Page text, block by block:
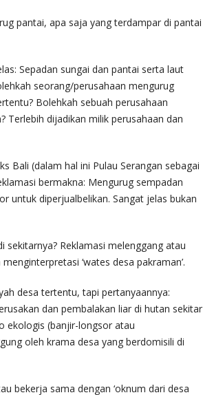
pantai, apa saja yang terdampar di pantai
Sepadan sungai dan pantai serta laut
seorang/perusahaan mengurug
Bolehkah sebuah perusahaan
Terlebih dijadikan milik perusahaan dan
Bali (dalam hal ini Pulau Serangan sebagai
bermakna: Mengurug sempadan
untuk diperjualbelikan. Sangat jelas bukan
Reklamasi melenggang atau
‘wates desa pakraman’.
desa tertentu, tapi pertanyaannya:
dan pembalakan liar di hutan sekitar
ekologis (banjir-longsor atau
oleh krama desa yang berdomisili di
bekerja sama dengan ‘oknum dari desa